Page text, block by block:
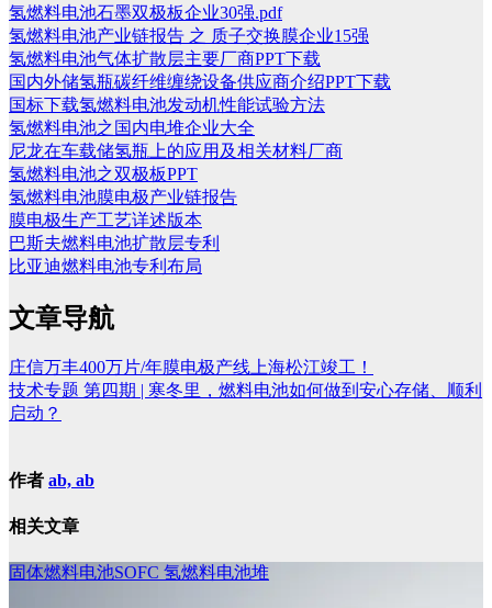
氢燃料电池石墨双极板企业30强.pdf
氢燃料电池产业链报告 之 质子交换膜企业15强
氢燃料电池气体扩散层主要厂商PPT下载
国内外储氢瓶碳纤维缠绕设备供应商介绍PPT下载
国标下载氢燃料电池发动机性能试验方法
氢燃料电池之国内电堆企业大全
尼龙在车载储氢瓶上的应用及相关材料厂商
氢燃料电池之双极板PPT
氢燃料电池膜电极产业链报告
膜电极生产工艺详述版本
巴斯夫燃料电池扩散层专利
比亚迪燃料电池专利布局
文章导航
庄信万丰400万片/年膜电极产线上海松江竣工！
技术专题 第四期 | 寒冬里，燃料电池如何做到安心存储、顺利
启动？
作者 ab, ab
相关文章
固体燃料电池SOFC 氢燃料电池堆